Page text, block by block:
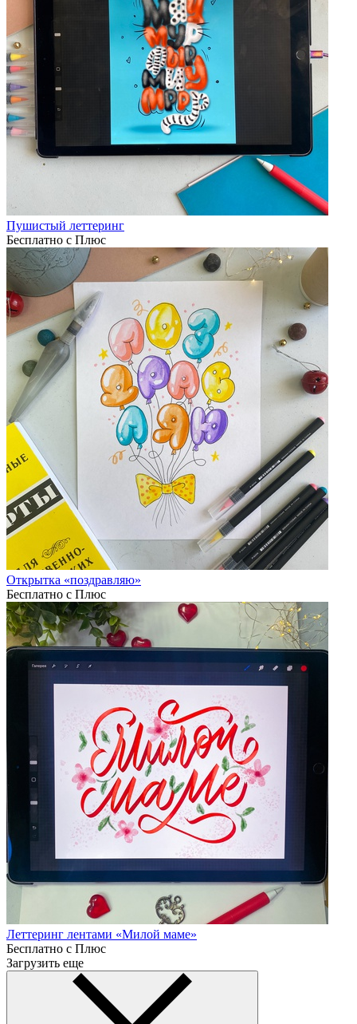
Пушистый леттеринг
Бесплатно с Плюс
Открытка «поздравляю»
Бесплатно с Плюс
Леттеринг лентами «Милой маме»
Бесплатно с Плюс
Загрузить еще